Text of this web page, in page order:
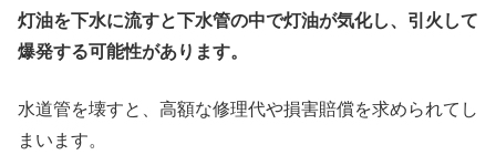
灯油を下水に流すと下水管の中で灯油が気化し、引火して
爆発する可能性があります。
水道管を壊すと、高額な修理代や損害賠償を求められてし
まいます。